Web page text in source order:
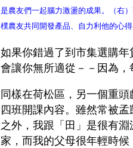
是農友們一起腦力激盪的成果。（右
樸農友共同開發產品、自力利他的心
如果你錯過了到市集選購
會讓你無所適從－－因為
同樣在荷松區，另一個重
四班開課內容。雖然常被
之外，我跟「田」是很有
家，而我的父母很年輕時